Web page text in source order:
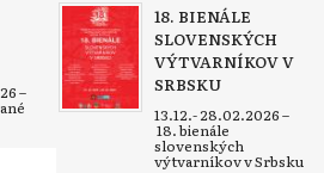
–
18. BIENÁLE
SLOVENSKÝCH
VÝTVARNÍKOV V
SRBSKU
13.12.- 28.02.2026 –
18. bienále
slovenských
výtvarníkov v Srbsku